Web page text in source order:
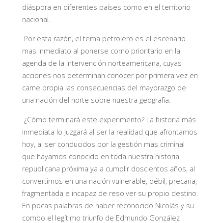
diáspora en diferentes países como en el territorio
nacional.
Por esta razón, el tema petrolero es el escenario
mas inmediato al ponerse como prioritario en la
agenda de la intervención norteamericana, cuyas
acciones nos determinan conocer por primera vez en
carne propia las consecuencias del mayorazgo de
una nación del norte sobre nuestra geografía.
¿Cómo terminará este experimento? La historia más
inmediata lo juzgará al ser la realidad que afrontamos
hoy, al ser conducidos por la gestión mas criminal
que hayamos conocido en toda nuestra historia
republicana próxima ya a cumplir doscientos años, al
convertirnos en una nación vulnerable, débil, precaria,
fragmentada e incapaz de resolver su propio destino.
En pocas palabras de haber reconocido Nicolás y su
combo el legítimo triunfo de Edmundo González